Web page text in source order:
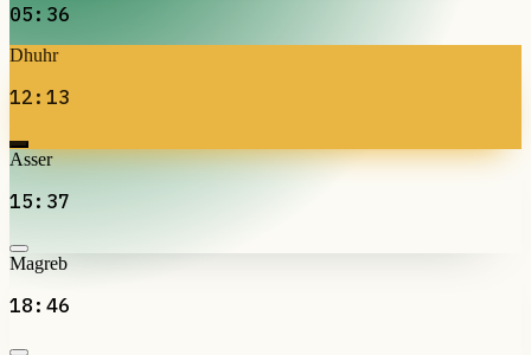
05:36
Dhuhr
12:13
Asser
15:37
Magreb
18:46